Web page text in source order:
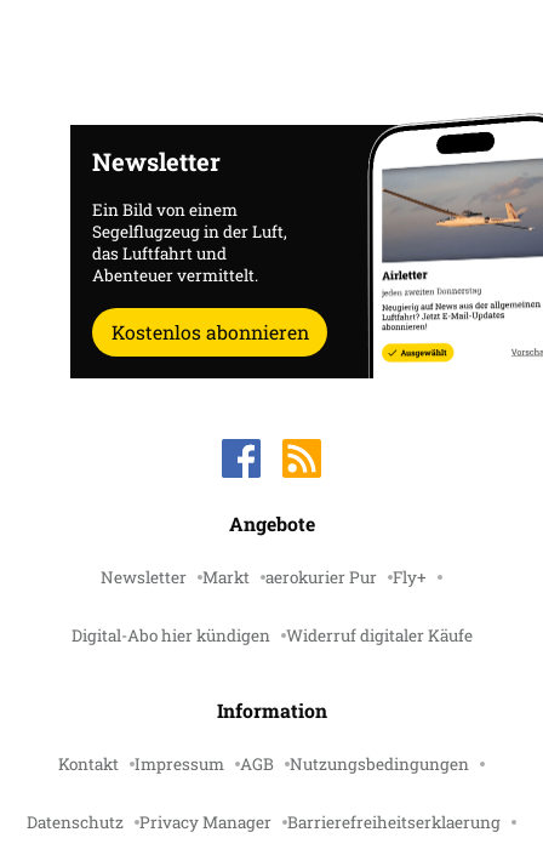
Newsletter
Ein Bild von einem
Segelflugzeug in der Luft,
das Luftfahrt und
Abenteuer vermittelt.
Kostenlos abonnieren
Angebote
Newsletter Markt aerokurier Pur Fly+
Digital-Abo hier kündigen Widerruf digitaler Käufe
Information
Kontakt Impressum AGB Nutzungsbedingungen
Datenschutz Privacy Manager Barrierefreiheitserklaerung